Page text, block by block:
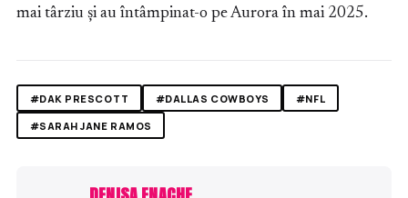
mai târziu și au întâmpinat-o pe Aurora în mai 2025.
#DAK PRESCOTT #DALLAS COWBOYS
#NFL
#SARAH JANE RAMOS